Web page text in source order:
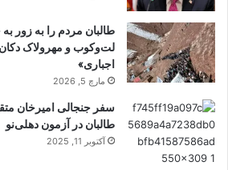
طالبان مردم را به زور به
لت‌وکوب و مهرولاک
اجباری»
مارچ 5, 2026
سفر جنجالی امیرخان
طالبان در آزمون دهلی‌نو
آکتوبر 11, 2025